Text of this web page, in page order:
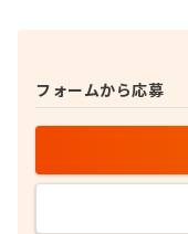
フォームから応募